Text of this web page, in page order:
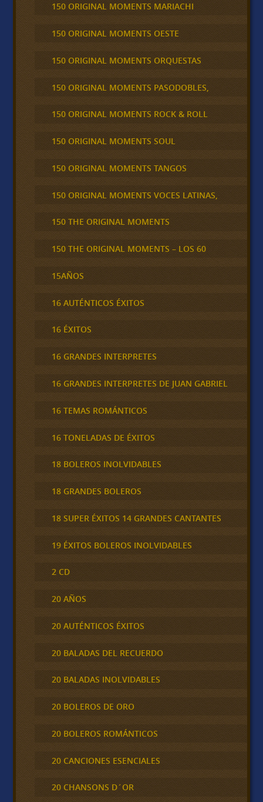
150 ORIGINAL MOMENTS MARIACHI
150 ORIGINAL MOMENTS OESTE
150 ORIGINAL MOMENTS ORQUESTAS
150 ORIGINAL MOMENTS PASODOBLES,
150 ORIGINAL MOMENTS ROCK & ROLL
150 ORIGINAL MOMENTS SOUL
150 ORIGINAL MOMENTS TANGOS
150 ORIGINAL MOMENTS VOCES LATINAS,
150 THE ORIGINAL MOMENTS
150 THE ORIGINAL MOMENTS – LOS 60
15AÑOS
16 AUTÉNTICOS ÉXITOS
16 ÉXITOS
16 GRANDES INTERPRETES
16 GRANDES INTERPRETES DE JUAN GABRIEL
16 TEMAS ROMÁNTICOS
16 TONELADAS DE ÉXITOS
18 BOLEROS INOLVIDABLES
18 GRANDES BOLEROS
18 SUPER ÉXITOS 14 GRANDES CANTANTES
19 ÉXITOS BOLEROS INOLVIDABLES
2 CD
20 AÑOS
20 AUTÉNTICOS ÉXITOS
20 BALADAS DEL RECUERDO
20 BALADAS INOLVIDABLES
20 BOLEROS DE ORO
20 BOLEROS ROMÁNTICOS
20 CANCIONES ESENCIALES
20 CHANSONS D´OR